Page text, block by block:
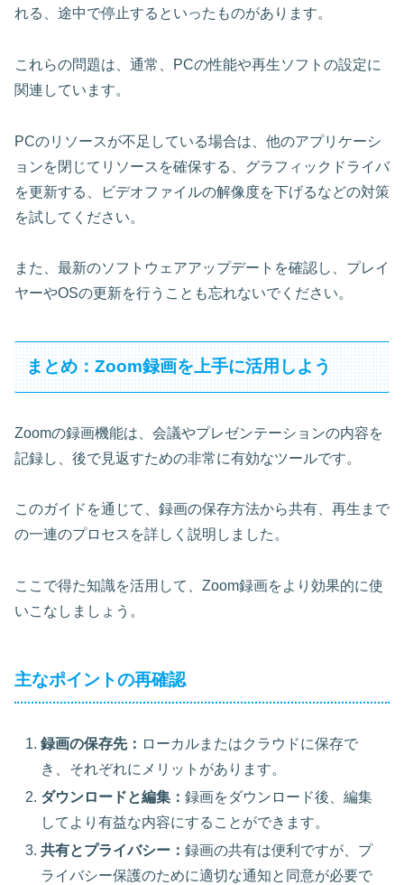
れる、途中で停止するといったものがあります。
これらの問題は、通常、PCの性能や再生ソフトの設定に
関連しています。
PCのリソースが不足している場合は、他のアプリケーシ
ョンを閉じてリソースを確保する、グラフィックドライバ
を更新する、ビデオファイルの解像度を下げるなどの対策
を試してください。
また、最新のソフトウェアアップデートを確認し、プレイ
ヤーやOSの更新を行うことも忘れないでください。
まとめ：Zoom録画を上手に活用しよう
Zoomの録画機能は、会議やプレゼンテーションの内容を
記録し、後で見返すための非常に有効なツールです。
このガイドを通じて、録画の保存方法から共有、再生まで
の一連のプロセスを詳しく説明しました。
ここで得た知識を活用して、Zoom録画をより効果的に使
いこなしましょう。
主なポイントの再確認
録画の保存先： ローカルまたはクラウドに保存で
き、それぞれにメリットがあります。
ダウンロードと編集：録画をダウンロード後、編集
してより有益な内容にすることができます。
共有とプライバシー：録画の共有は便利ですが、プ
ライバシー保護のために適切な通知と同意が必要で